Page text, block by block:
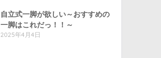
自立式一脚が欲しい～おすすめの
一脚はこれだっ！！～
2025年4月4日